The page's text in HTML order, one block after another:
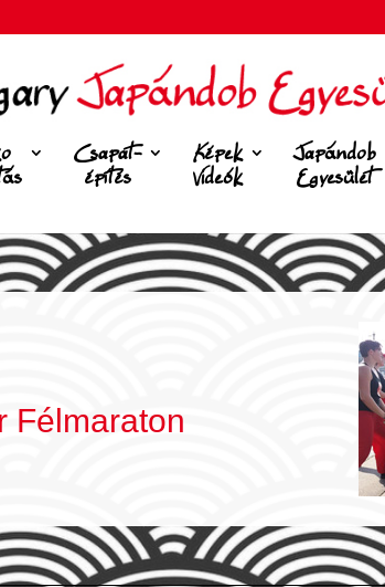
Csapat-
építés
Képek
Videók
Japándob
Egyesület
Félmaraton